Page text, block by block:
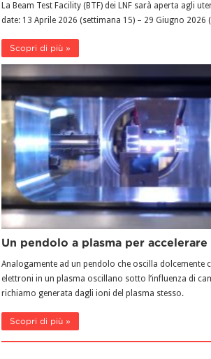
La Beam Test Facility (BTF) dei LNF sarà aperta agli
date: 13 Aprile 2026 (settimana 15) – 29 Giugno 2026
Scopri di più »
Un pendolo a plasma per
Analogamente ad un pendolo che oscilla dolcemente
elettroni in un plasma oscillano sotto l’influenza di
richiamo generata dagli ioni del plasma stesso.
Scopri di più »